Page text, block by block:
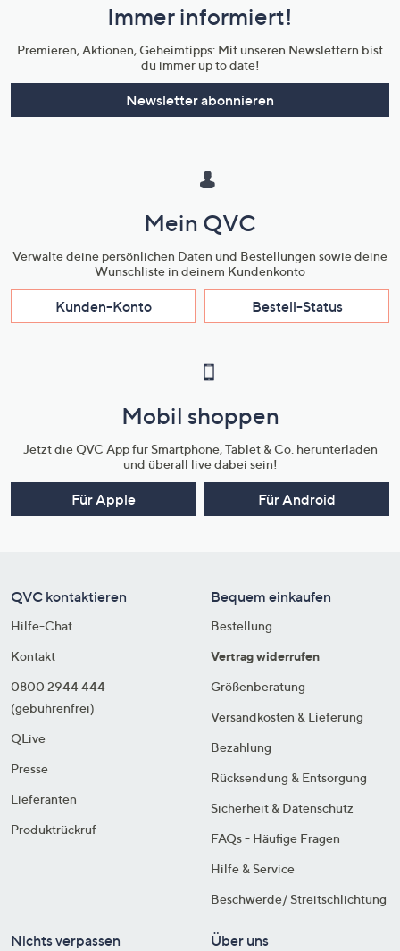
Unternehmensinformationen
Immer informiert!
Premieren, Aktionen, Geheimtipps: Mit unseren Newslettern bist
du immer up to date!
Newsletter abonnieren
Mein QVC
Verwalte deine persönlichen Daten und Bestellungen sowie deine
Wunschliste in deinem Kundenkonto
Kunden-Konto Bestell-Status
Mobil shoppen
Jetzt die QVC App für Smartphone, Tablet & Co. herunterladen
und überall live dabei sein!
Für Apple Für Android
QVC kontaktieren
Hilfe-Chat
Kontakt
0800 2944 444
(gebührenfrei)
QLive
Presse
Lieferanten
Produktrückruf
Bequem einkaufen
Bestellung
Vertrag widerrufen
Größenberatung
Versandkosten & Lieferung
Bezahlung
Rücksendung & Entsorgung
Sicherheit & Datenschutz
FAQs - Häufige Fragen
Hilfe & Service
Beschwerde/ Streitschlichtung
Nichts verpassen Über uns